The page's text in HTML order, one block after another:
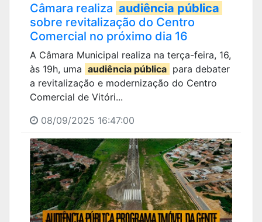
Câmara realiza audiência pública
sobre revitalização do Centro
Comercial no próximo dia 16
A Câmara Municipal realiza na terça-feira, 16,
às 19h, uma audiência pública para debater
a revitalização e modernização do Centro
Comercial de Vitóri...
08/09/2025 16:47:00